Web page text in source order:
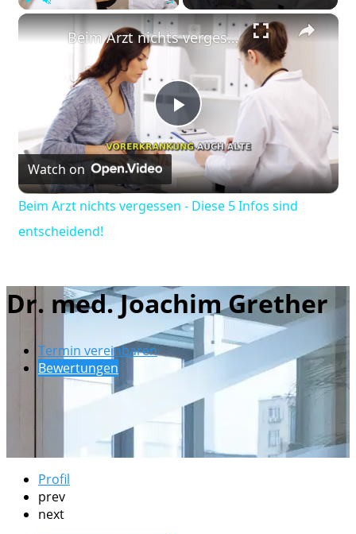
×
Play
Video
Beim Arzt nichts vergessen - Diese 5 Infos sind entscheidend!
Watch on
Beim Arzt nichts vergessen - Diese 5 Infos sind
entscheidend!
Dr. med. Joachim Grether
Termin vereinbaren
Bewertungen
Profil
prev
next